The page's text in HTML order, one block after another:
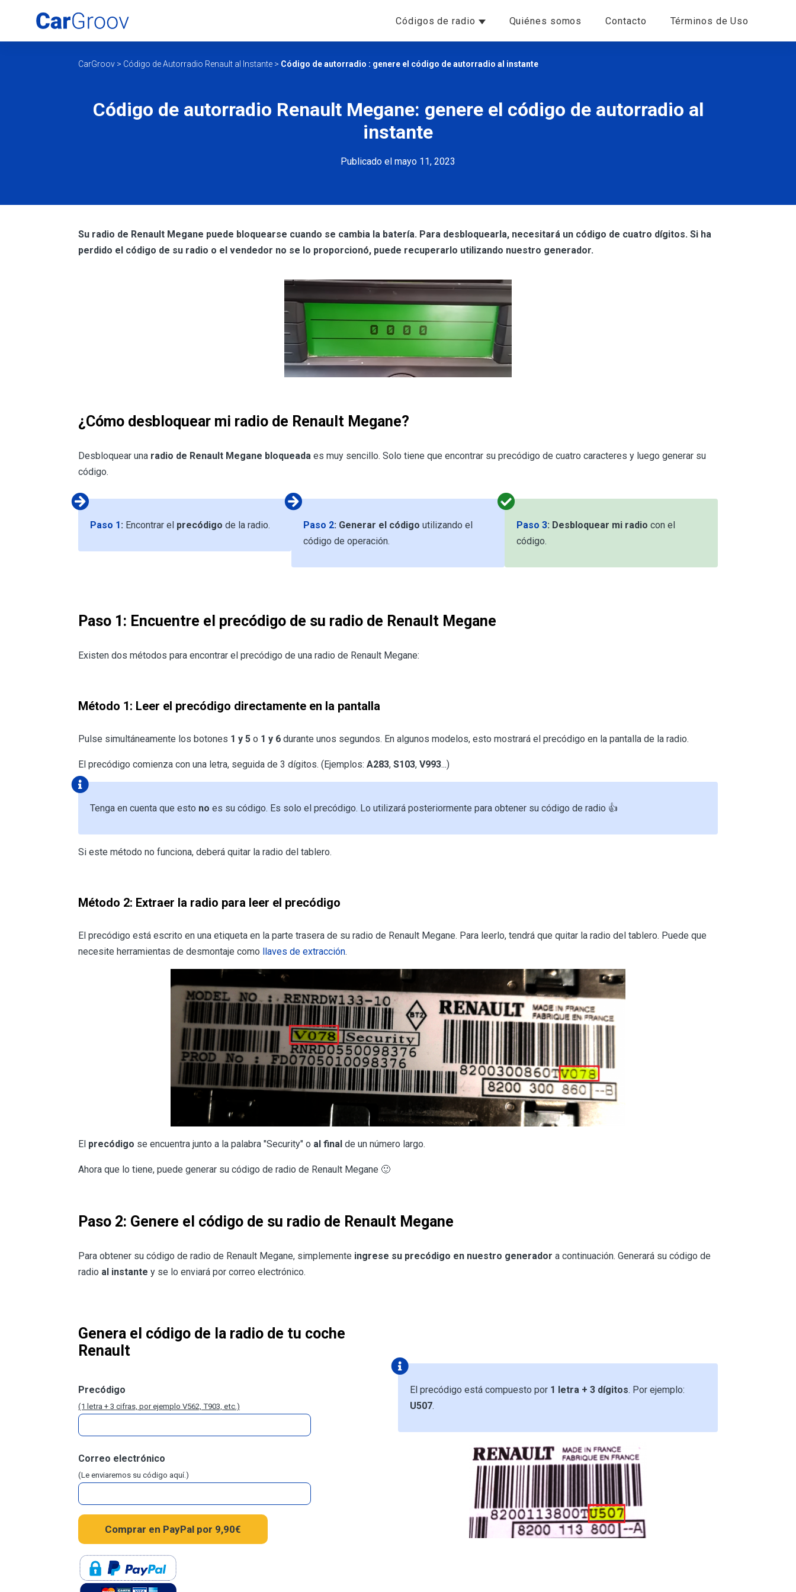
Códigos de radio Quiénes somos Contacto Términos de Uso
CarGroov > Código de Autorradio Renault al Instante > Código de autorradio : genere el código de autorradio al instante
Código de autorradio Renault Megane: genere el código de autorradio al
instante
Publicado el mayo 11, 2023
Su radio de Renault Megane puede bloquearse cuando se cambia la batería. Para desbloquearla, necesitará un código de cuatro dígitos. Si ha
perdido el código de su radio o el vendedor no se lo proporcionó, puede recuperarlo utilizando nuestro generador.
¿Cómo desbloquear mi radio de Renault Megane?
Desbloquear una radio de Renault Megane bloqueada es muy sencillo. Solo tiene que encontrar su precódigo de cuatro caracteres y luego generar su
código.
Paso 1 : Encontrar el precódigo de la radio. Paso 2: Generar el código utilizando el
código de operación.
Paso 3: Desbloquear mi radio con el
código.
Paso 1: Encuentre el precódigo de su radio de Renault Megane
Existen dos métodos para encontrar el precódigo de una radio de Renault Megane:
Método 1: Leer el precódigo directamente en la pantalla
Pulse simultáneamente los botones 1 y 5 o 1 y 6 durante unos segundos. En algunos modelos, esto mostrará el precódigo en la pantalla de la radio.
El precódigo comienza con una letra, seguida de 3 dígitos. (Ejemplos: A283, S103, V993...)
Tenga en cuenta que esto no es su código. Es solo el precódigo. Lo utilizará posteriormente para obtener su código de radio 👍
Si este método no funciona, deberá quitar la radio del tablero.
Método 2: Extraer la radio para leer el precódigo
El precódigo está escrito en una etiqueta en la parte trasera de su radio de Renault Megane. Para leerlo, tendrá que quitar la radio del tablero. Puede que
necesite herramientas de desmontaje como
llaves de extracción.
El precódigo se encuentra junto a la palabra "Security" o al final de un número largo.
Ahora que lo tiene, puede generar su código de radio de Renault Megane 🙂
Paso 2: Genere el código de su radio de Renault Megane
Para obtener su código de radio de Renault Megane, simplemente ingrese su precódigo en nuestro generador a continuación. Generará su código de
radio al instante y se lo enviará por correo electrónico.
Genera el código de la radio de tu coche
Renault
Precódigo
(1 letra + 3 cifras, por ejemplo V562, T903, etc.)
Correo electrónico
(Le enviaremos su código aquí.)
El precódigo está compuesto por 1 letra + 3 dígitos. Por ejemplo:
U507.